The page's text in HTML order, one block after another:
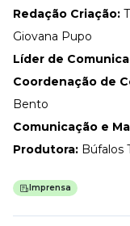
Redação Criação:
Giovana Pupo
Líder de
Coordenação de
Bento
Comunicação e
Produtora: Búfalos
Imprensa